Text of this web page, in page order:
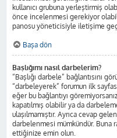
kullanıcı grubuna yerleştirmiş
önce incelenmesi gerekiyor
panosu yöneticisiyle iletişime
Başa dön
Başlığımı nasıl darbelerim?
“Başlığı darbele” bağlantısını
“darbeleyerek” forumun ilk
eğer bu bağlantıyı
kapatılmış olabilir ya da
ulaşılmamıştır. Ayrıca cevap
darbelenmesi mümkündür. Buna
ettiğinize emin olun.